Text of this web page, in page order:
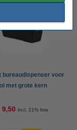
bureaudispenser voor
met grote kern
9,50 Incl. 21% btw